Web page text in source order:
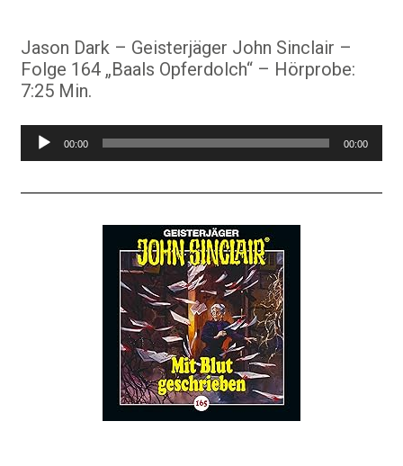
Jason Dark – Geisterjäger John Sinclair –
Folge 164 „Baals Opferdolch“ – Hörprobe:
7:25 Min.
Audio-
Player
00:00 00:00